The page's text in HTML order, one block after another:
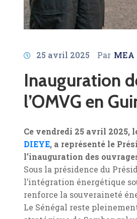
25 avril 2025 Par MEA
Inauguration
l’OMVG en
Ce vendredi 25 avril 2025,
DIEYE, a représenté le
l’inauguration des
Sous la présidence du
l’intégration énergétique
renforce la souveraineté
Le Sénégal reste